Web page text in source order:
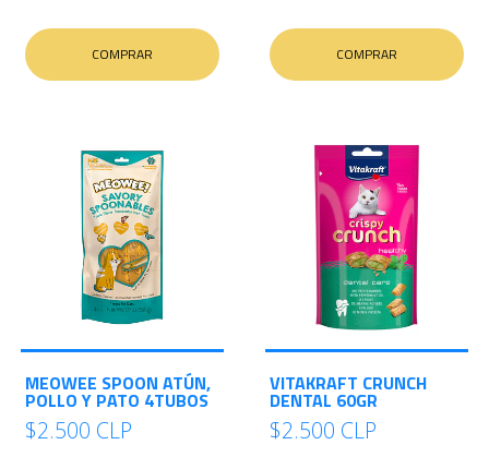
COMPRAR COMPRAR
MEOWEE SPOON ATÚN,
POLLO Y PATO 4TUBOS
$2.500 CLP
VITAKRAFT CRUNCH
DENTAL 60GR
$2.500 CLP